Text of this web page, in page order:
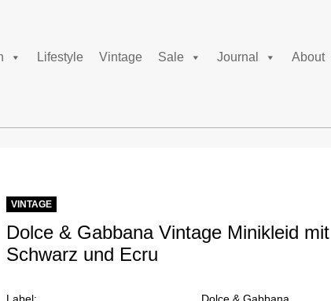
Lifestyle Vintage Sale Journal About
VINTAGE
Dolce & Gabbana Vintage Minikleid
Schwarz und Ecru